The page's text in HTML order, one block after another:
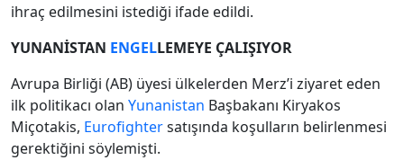
ihraç edilmesini istediği ifade edildi.
YUNANİSTAN ENGELLEMEYE ÇALIŞIYOR
Avrupa Birliği (AB) üyesi ülkelerden Merz’i ziyaret eden
ilk politikacı olan Yunanistan Başbakanı Kiryakos
Miçotakis, Eurofightersatışında koşulların belirlenmesi
gerektiğini söylemişti.